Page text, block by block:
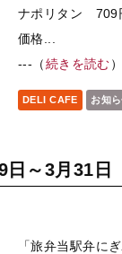
ナポリタン 709
価格...
---（続きを読む
DELI CAFE お知
～3月31日
「旅弁当駅弁に